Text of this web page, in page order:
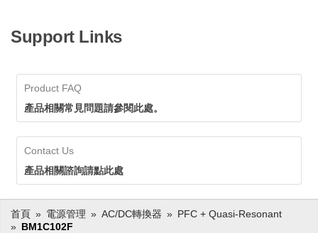
Support Links
Product FAQ
產品相關常見問題請參閱此處。
Contact Us
產品相關諮詢請點此處
首頁 電源管理 AC/DC轉換器
PFC + Quasi-Resonant
BM1C102F